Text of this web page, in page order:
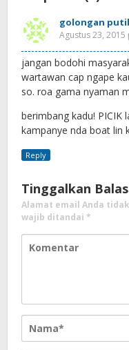
golongan
Agustus 23,
jangan bodohi
wartawan cap ngape
so. roa gama nyaman
berimbang kadu! PICIK
kampanye nda boat lin
Reply
Tinggalkan
Alamat email Anda
wajib ditandai *